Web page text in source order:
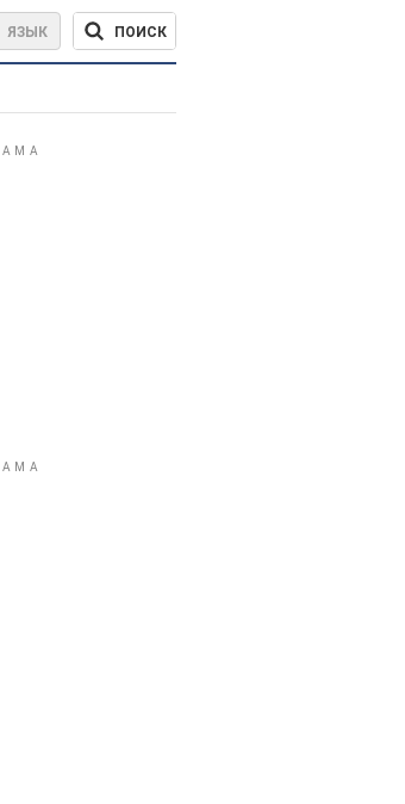
ЯЗЫК ПОИСК